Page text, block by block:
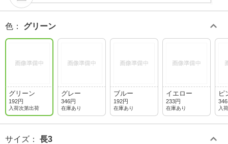
色 ： グリーン
グリーン
192円
入荷次第出荷
グレー
346円
在庫あり
ブルー
192円
在庫あり
イエロー
233円
在庫あり
ピ
入
サイズ ： 長3